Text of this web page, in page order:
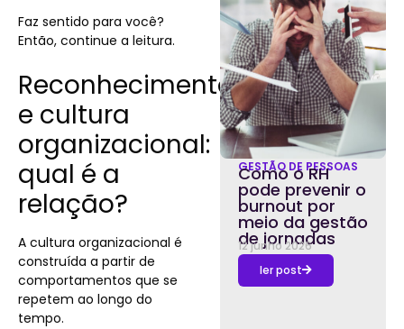
Faz sentido para você?
Então, continue a leitura.
Reconhecimento
e cultura
organizacional:
qual é a
relação?
A cultura organizacional é
construída a partir de
comportamentos que se
repetem ao longo do
tempo.
GESTÃO DE PESSOAS
Como o RH
pode prevenir o
burnout por
meio da gestão
de jornadas
12 junho 2026
ler post